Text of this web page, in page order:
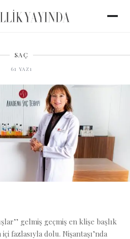
SAÇ
61 yazı
gelmiş geçmiş en klişe başlık
fazlasıyla dolu. Nişantaşı’nda